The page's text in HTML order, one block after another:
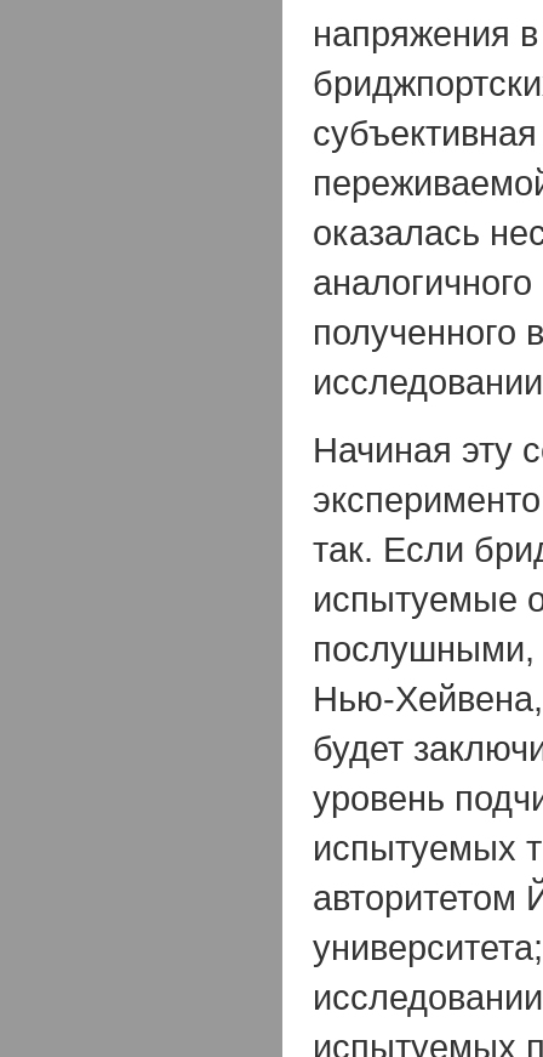
напряжения
оказалась
полученного
Начиная эту
так. Если
испытуемые
послушными,
Нью-
будет
уровень
испытуемых
авторитетом
испытуемых